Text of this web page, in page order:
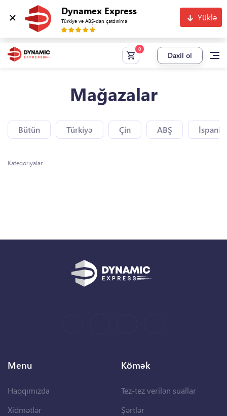
Dynamex Express
Türkiyə və ABŞ-dan çatdırılma Yüklə
Daxil ol
Mağazalar
Bütün Türkiyə Çin ABŞ
Kateqoriyalar
Menu
Haqqımızda
Xidmətlər
Kömək
Tez-tez verilən suallar
Şərtlər